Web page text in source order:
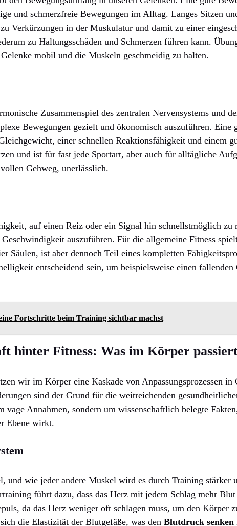
und schmerzfreie Bewegungen im Alltag. Langes Sitzen
Verkürzungen in der Muskulatur und damit zu einer
zu Haltungsschäden und Schmerzen führen kann.
mobil und die Muskeln geschmeidig zu halten.
Zusammenspiel des zentralen Nervensystems und
Bewegungen gezielt und ökonomisch auszuführen. Eine
einer schnellen Reaktionsfähigkeit und einem
und ist für fast jede Sportart, aber auch für alltägliche
Gehweg, unerlässlich.
auf einen Reiz oder ein Signal hin schnellstmöglich zu
auszuführen. Für die allgemeine Fitness
Säulen, ist aber dennoch Teil eines kompletten
entscheidend sein, um beispielsweise einen fallenden
Fortschritte beim Training sichtbar machst
hinter Fitness: Was im Körper
wir im Körper eine Kaskade von Anpassungsprozessen in
sind der Grund für die weitreichenden
vage Annahmen, sondern um wissenschaftlich belegte
Ebene wirkt.
und wie jeder andere Muskel wird es durch Training stärker
führt dazu, dass das Herz mit jedem Schlag mehr
da das Herz weniger oft schlagen muss, um den Körper
die Elastizität der Blutgefäße, was den Blutdruck senken